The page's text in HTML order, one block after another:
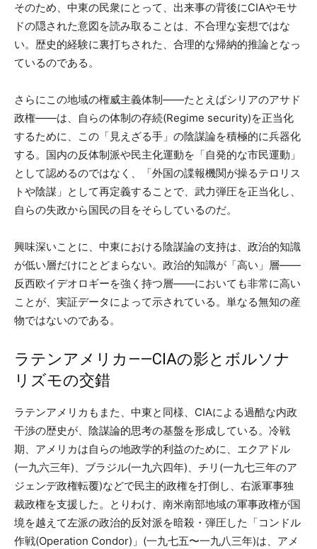
そのため、中東の民衆にとって、出来事の背後にCIAやモサ
ドの隠された意図を読み取ることは、不合理な妄想ではな
い。歴史的経験に裏打ちされた、合理的な帰納的推論となっ
ているのである。
さらにこの地域の権威主義体制——たとえばシリアのアサド
政権——は、自らの体制の存続(Regime security)を正当化
するために、この「見えざる手」の陰謀論を積極的に兵器化
する。国内の反体制派や民主化運動を「自発的な市民運動」
として認めるのではなく、「外国の諜報機関が操るテロリス
トや陰謀」として再定義することで、武力弾圧を正当化し、
自らの失政から国民の目をそらしているのだ。
興味深いことに、中東における陰謀論の支持は、政治的知識
が低い層だけにとどまらない。政治的知識が「高い」層——
反西欧イデオロギーを強く持つ層——においても非常に高い
ことが、実証データによって示されている。単なる無知の産
物ではないのである。
ラテンアメリカ——CIAの影とボルソナ
リズモの交錯
ラテンアメリカもまた、中東と同様、CIAによる過酷な内政
干渉の歴史が、陰謀論的思考の基盤を形成している。冷戦
期、アメリカは自らの地政学的利益のために、エクアドル
(一九六三年)、ブラジル(一九六四年)、チリ(一九七三年のア
ジェンデ政権転覆)などで民主的政権を打倒し、右派軍事独
裁政権を支援した。とりわけ、南米南部地域の軍事政権が国
境を越えて左派の政治的反対派を暗殺・弾圧した「コンドル
作戦(Operation Condor)」(一九七五〜一九八三年)は、アメ